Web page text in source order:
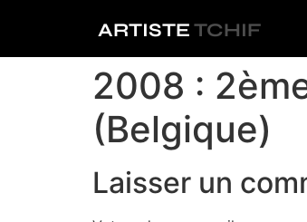
ARTISTE TCHIF
2008 :
(Belgique)
Laisser un